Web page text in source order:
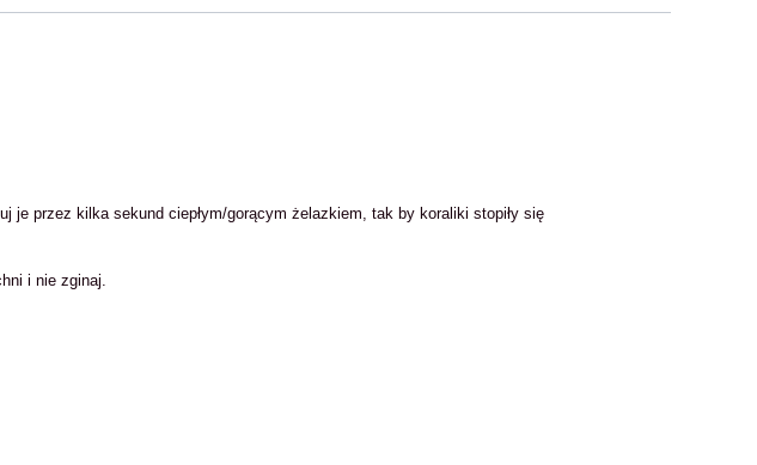
przez kilka sekund ciepłym/gorącym żelazkiem, tak by koraliki stopiły się
i nie zginaj.